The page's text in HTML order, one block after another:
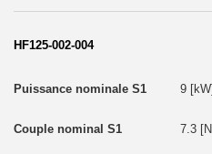
HF125-002-004
9 [kW]
7.3